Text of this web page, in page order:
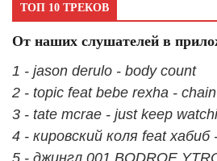
ТОП 10 ТРЕКОВ
От наших слушателей в
1 - jason derulo - body count
2 - topic feat bebe rexha -
3 - tate mcrae - just keep
4 - кировский коля feat
5 - джингл 001 BODROE